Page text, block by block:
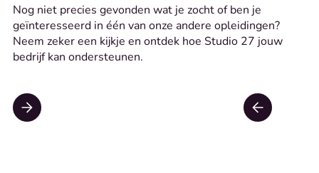
Nog niet precies gevonden wat je zocht of ben je
geïnteresseerd in één van onze andere opleidingen?
Neem zeker een kijkje en ontdek hoe Studio 27 jouw
bedrijf kan ondersteunen.